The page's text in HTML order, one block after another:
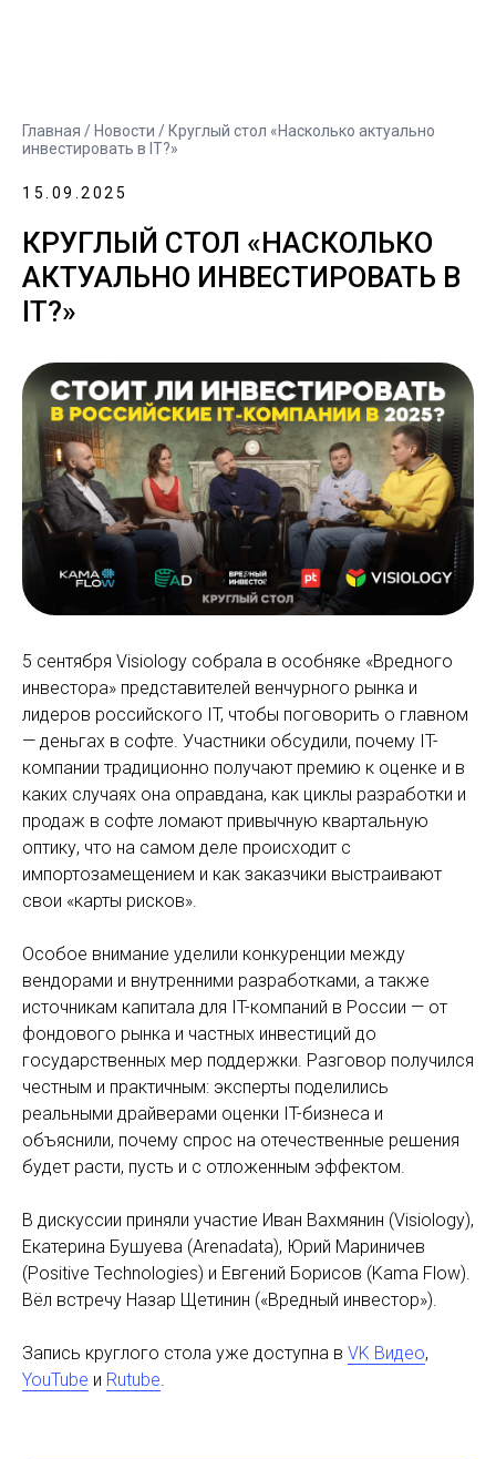
Главная / Новости / Круглый стол «Насколько актуально
инвестировать в IT?»
15.09.2025
КРУГЛЫЙ СТОЛ «НАСКОЛЬКО
АКТУАЛЬНО ИНВЕСТИРОВАТЬ В
IT?»
5 сентября Visiology собрала в особняке «Вредного
инвестора» представителей венчурного рынка и
лидеров российского IT, чтобы поговорить о главном
— деньгах в софте. Участники обсудили, почему IT-
компании традиционно получают премию к оценке и в
каких случаях она оправдана, как циклы разработки и
продаж в софте ломают привычную квартальную
оптику, что на самом деле происходит с
импортозамещением и как заказчики выстраивают
свои «карты рисков».
Особое внимание уделили конкуренции между
вендорами и внутренними разработками, а также
источникам капитала для IT-компаний в России — от
фондового рынка и частных инвестиций до
государственных мер поддержки. Разговор получился
честным и практичным: эксперты поделились
реальными драйверами оценки IT-бизнеса и
объяснили, почему спрос на отечественные решения
будет расти, пусть и с отложенным эффектом.
В дискуссии приняли участие Иван Вахмянин (Visiology),
Екатерина Бушуева (Arenadata), Юрий Мариничев
(Positive Technologies) и Евгений Борисов (Kama Flow).
Вёл встречу Назар Щетинин («Вредный инвестор»).
Запись круглого стола уже доступна в VK Видео,
YouTube и Rutube.